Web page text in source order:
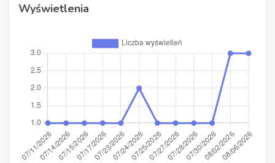
Wyświetlenia